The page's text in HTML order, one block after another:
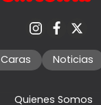
Caras Noticias
Quienes Somos